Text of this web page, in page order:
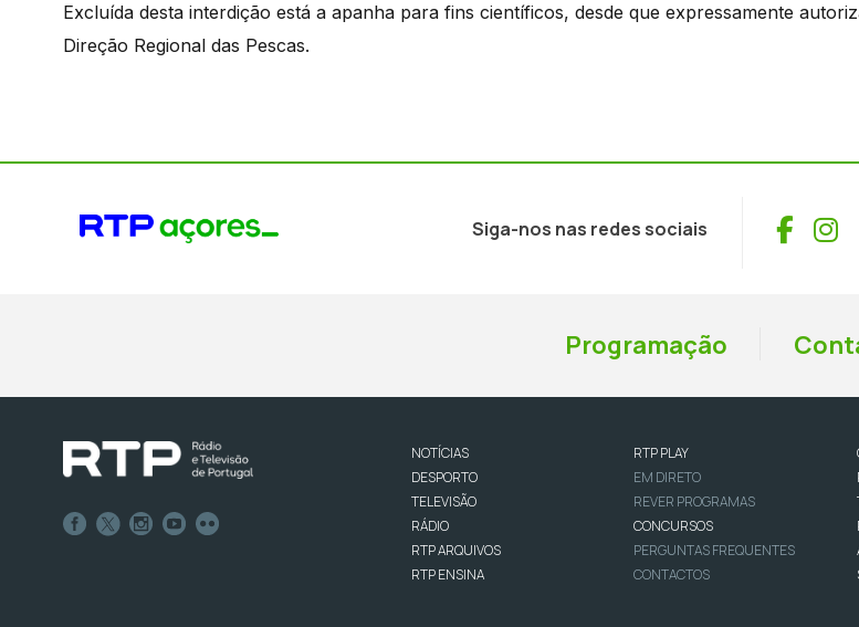
Excluída desta interdição está a apanha para fins científicos, desde que expressamente
Direção Regional das Pescas.
Siga-nos nas redes sociais
Programação
NOTÍCIAS
DESPORTO
TELEVISÃO
RÁDIO
RTP ARQUIVOS
RTP ENSINA
RTP PLAY
EM DIRETO
REVER PROGRAMAS
CONCURSOS
PERGUNTAS FREQUENTES
CONTACTOS